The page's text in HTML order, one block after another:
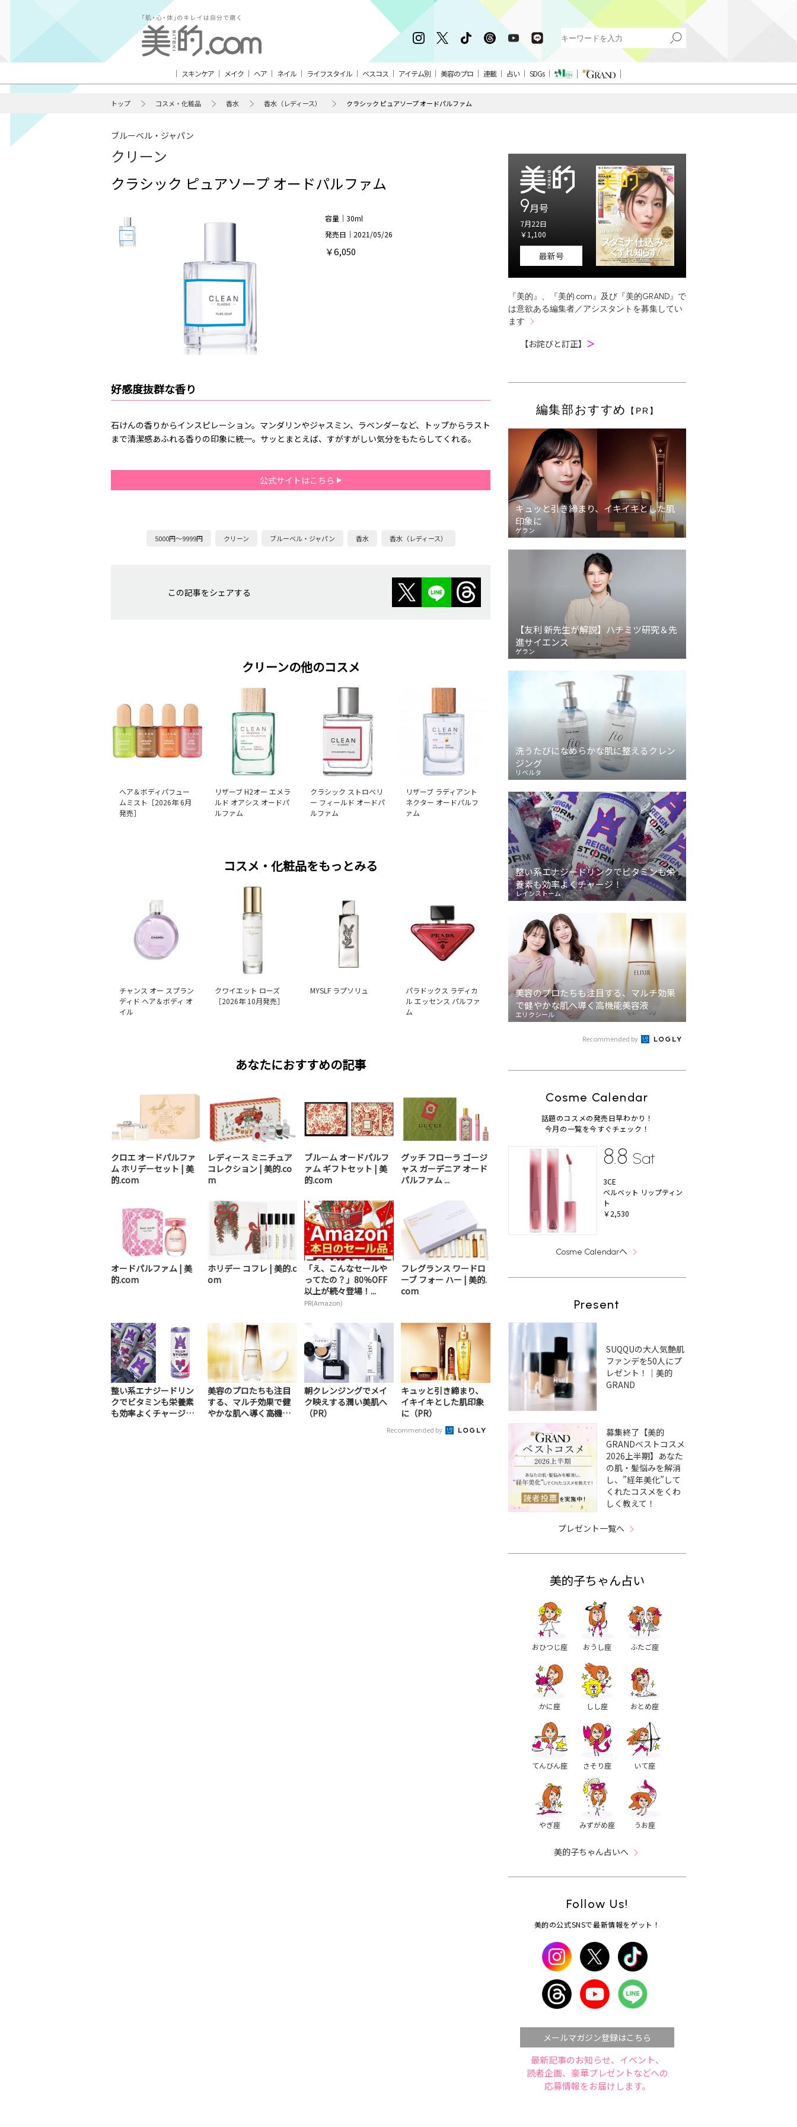
スキンケア メイク ヘア ネイル ライフスタイル ベスコス アイテム別 美容のプロ 連載 占い SDGs
トップ コスメ・化粧品 香水 香水（レディース） クラシック ピュアソープ オードパルファム
ブルーベル・ジャパン
クリーン
クラシック ピュアソープ オードパルファム
容量｜30ml
発売日｜2021/05/26
￥6,050
好感度抜群な香り
石けんの香りからインスピレーション。マンダリンやジャスミン、ラベンダーなど、トップからラスト
まで清潔感あふれる香りの印象に統一。サッとまとえば、すがすがしい気分をもたらしてくれる。
公式サイトはこちら
5000円～9999円 クリーン ブルーベル・ジャパン 香水 香水（レディース）
この記事をシェアする
クリーンの他のコスメ
ヘア＆ボディパフュー
ムミスト［2026年 6月
発売］
リザーブ H2オー エメラ
ルド オアシス オードパ
ルファム
クラシック ストロベリ
ー フィールド オードパ
ルファム
リザーブ ラディアント
ネクター オードパルフ
ァム
コスメ・化粧品をもっとみる
チャンス オー スプラン
ディド ヘア＆ボディ オ
イル
クワイエット ローズ
［2026年 10月発売］
MYSLF ラプソリュ
パラドックス ラディカ
ル エッセンス パルファ
ム
あなたにおすすめの記事
クロエ オードパルファ
ム ホリデーセット | 美
的.com
レディース ミニチュア
コレクション | 美的.co
m
ブルーム オードパルフ
ァム ギフトセット | 美
的.com
グッチ フローラ ゴージ
ャス ガーデニア オード
パルファム ...
オードパルファム | 美
的.com
ホリデー コフレ | 美的.c
om
「え、こんなセールや
ってたの？」80％OFF
以上が続々登場！...
PR(Amazon)
フレグランス ワードロ
ーブ フォー ハー | 美的.
com
整い系エナジードリン
クでビタミンも栄養素
も効率よくチャージ！
美容のプロたちも注目
する、マルチ効果で健
やかな肌へ導く高機能
朝クレンジングでメイ
ク映えする潤い美肌へ
（PR）
キュッと引き締まり、
イキイキとした肌印象
に（PR）
Recommended by
9月号
7月22日
￥1,100
最新号
『美的』、『美的.com』及び『美的GRAND』で
は意欲ある編集者／アシスタントを募集してい
ます
【お詫びと訂正】 ＞
編集部おすすめ 【PR】
キュッと引き締まり、イキイキとした肌
印象に
ゲラン
【友利 新先生が解説】ハチミツ研究＆先
進サイエンス
ゲラン
洗うたびになめらかな肌に整えるクレン
ジング
リベルタ
整い系エナジードリンクでビタミンも栄
養素も効率よくチャージ！
レインストーム
美容のプロたちも注目する、マルチ効果
で健やかな肌へ導く高機能美容液
エリクシール
Recommended by
Cosme Calendar
話題のコスメの発売日早わかり！
今月の一覧を今すぐチェック！
8.8 Sat
3CE
ベルベット リップティン
ト
￥2,530
Cosme Calendarへ
Present
SUQQUの大人気艶肌
ファンデを50人にプ
レゼント！｜美的
GRAND
募集終了【美的
GRANDベストコスメ
2026上半期】あなた
の肌・髪悩みを解消
し、”経年美化”して
くれたコスメをくわ
しく教えて！
プレゼント一覧へ
美的子ちゃん占い
おひつじ座 おうし座 ふたご座
かに座 しし座 おとめ座
てんびん座 さそり座 いて座
やぎ座 みずがめ座 うお座
美的子ちゃん占いへ
Follow Us!
美的の公式SNSで最新情報をゲット！
メールマガジン登録はこちら
最新記事のお知らせ、イベント、
読者企画、豪華プレゼントなどへの
応募情報をお届けします。